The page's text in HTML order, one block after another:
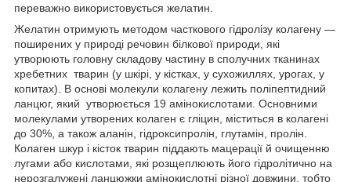
переважно використовується желатин.
Желатин отримують методом часткового гідролізу колагену —
поширених у природі речовин білкової природи, які
утворюють головну складову частину в сполучних тканинах
хребетних тварин (у шкірі, у кістках, у сухожиллях, урогах, у
копитах). В основі молекули колагену лежить поліпептидний
ланцюг, який утворюється 19 амінокислотами. Основними
молекулами утворених колаген є гліцин, міститься в колагені
до 30%, а також аланін, гідроксипролін, глутамін, пролін.
Колаген шкур і кісток тварин піддають мацерації й очищенню
лугами або кислотами, які розщеплюють його гідролітично на
нерозгалужені ланцюжки амінокислотні різної довжини, тобто